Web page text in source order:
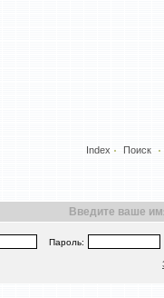
Index Поиск
Введите ваше
Пароль: